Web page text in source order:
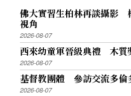
佛大實習生柏林再談攝影
視角
2026-08-07
西來幼童軍晉級典禮 木質
2026-08-07
基督教團體 參訪交流多倫
2026-08-07